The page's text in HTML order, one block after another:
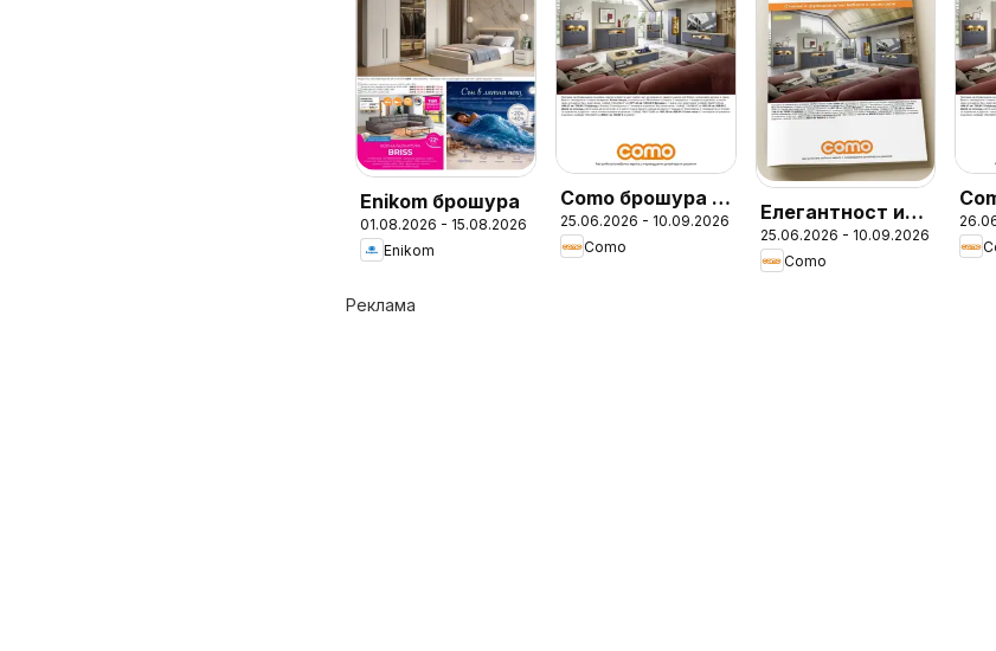
Enikom брошура
01.08.2026 - 15.08.2026
Enikom
Como брошура -
Елегантност и
уют в модерния
25.06.2026 - 10.09.2026
Como
Елегантност и
уют в модерния
дом с COMO
25.06.2026 - 10.09.2026
Como
Реклама